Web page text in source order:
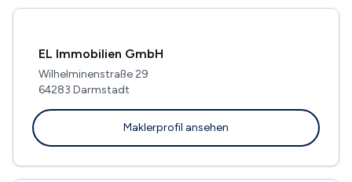
EL Immobilien GmbH
Wilhelminenstraße 29
64283 Darmstadt
Maklerprofil ansehen